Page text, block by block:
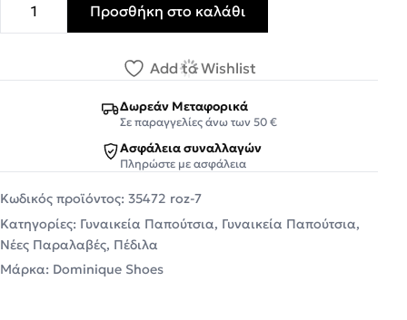
Dominique Shoes Γυναικεία Παπούτσια Πέδιλα 35472 Ρόζ
Προσθήκη στο καλάθι
Add to Wishlist
Δωρεάν Μεταφορικά
Σε παραγγελίες άνω των 50 €
Ασφάλεια συναλλαγών
Πληρώστε με ασφάλεια
Κωδικός προϊόντος: 35472 roz-7
Κατηγορίες: Γυναικεία Παπούτσια, Γυναικεία Παπούτσια,
Νέες Παραλαβές, Πέδιλα
Μάρκα: Dominique Shoes